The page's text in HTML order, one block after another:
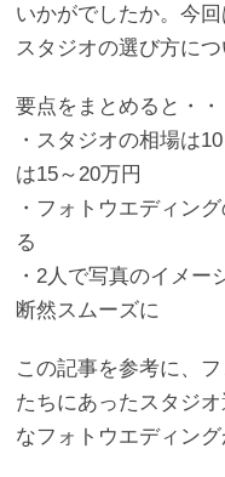
いかがでしたか。今
スタジオの選び方に
要点をまとめると・・
・スタジオの相場は
は15～20万円
・フォトウエディン
る
・2人で写真のイメ
断然スムーズに
この記事を参考に、
たちにあったスタジ
なフォトウエディン